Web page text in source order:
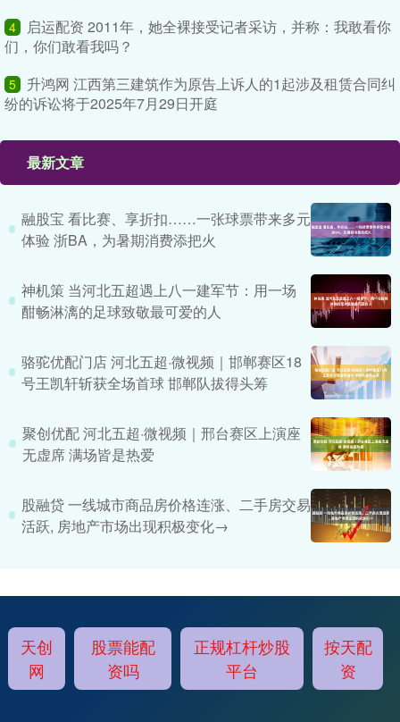
4
启运配资 2011年，她全裸接受记者采访，并称：我敢看你
们，你们敢看我吗？
5
升鸿网 江西第三建筑作为原告上诉人的1起涉及租赁合同纠
纷的诉讼将于2025年7月29日开庭
最新文章
融股宝 看比赛、享折扣……一张球票带来多元
体验 浙BA，为暑期消费添把火
神机策 当河北五超遇上八一建军节：用一场
酣畅淋漓的足球致敬最可爱的人
骆驼优配门店 河北五超·微视频｜邯郸赛区18
号王凯轩斩获全场首球 邯郸队拔得头筹
聚创优配 河北五超·微视频｜邢台赛区上演座
无虚席 满场皆是热爱
股融贷 一线城市商品房价格连涨、二手房交易
活跃, 房地产市场出现积极变化→
天创
网
股票能配
资吗
正规杠杆炒股
平台
按天配
资